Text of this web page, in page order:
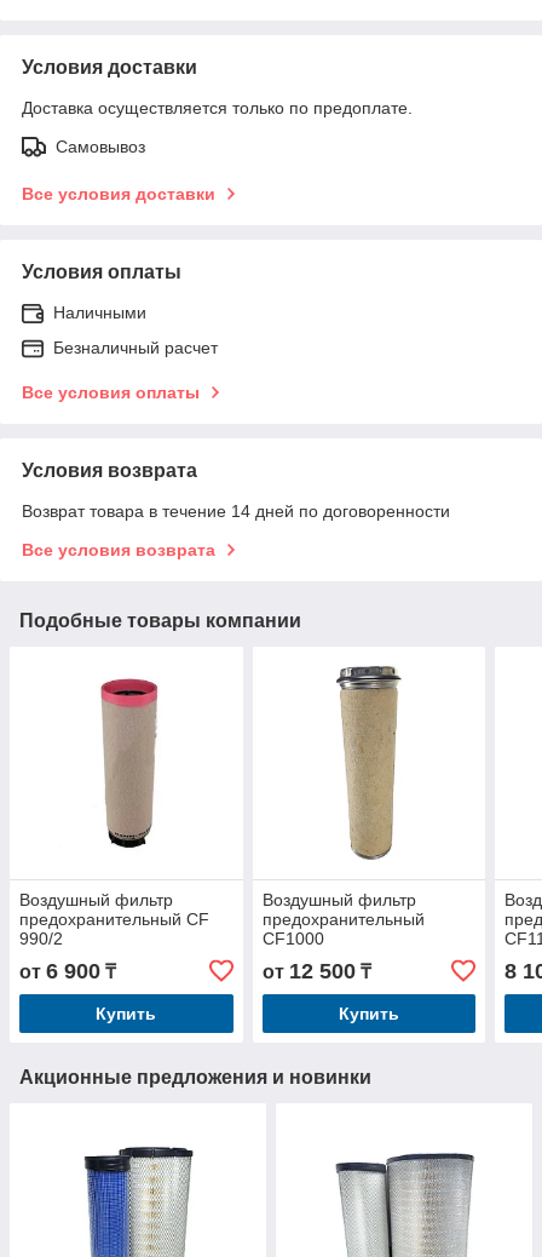
Условия доставки
Доставка осуществляется только по предоплате.
Самовывоз
Все условия доставки
Условия оплаты
Наличными
Безналичный расчет
Все условия оплаты
Условия возврата
Возврат товара в течение 14 дней по договоренности
Все условия возврата
Подобные товары компании
Воздушный фильтр
предохранительный CF
990/2
от 6 900 ₸
Купить
Воздушный фильтр
предохранительный
CF1000
от 12 500₸
Купить
8
Акционные предложения и новинки